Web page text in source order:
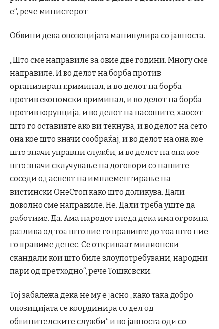
е“, рече министерот.
Обвини дека опозоцијата манипулира со јавноста.
„Што сме направиле за овие две години. Многу сме
направиле. И во делот на борба против
организиран криминал, и во делот на борба
против економски криминал, и во делот на борба
против корупција, и во делот на пасошите, хаосот
што го оставивте ако ви текнува, и во делот на сето
она кое што значи сообраќај, и во делот на она кое
што значи управни служби, и во делот на она кое
што значи склучување на договори со нашите
соседи од аспект на имплементирање на
вистински ОнеСтоп како што доликува. Дали
доволно сме направиле. Не. Дали треба уште да
работиме. Да. Ама народот гледа дека има огромна
разлика од тоа што вие го правивте до тоа што ние
го правиме денес. Се откриваат милионски
скандали кои што биле злоупотребувани, народни
пари од претходно“, рече Тошковски.
Тој забалежа дека не му е јасно „како така добро
опозицијата се координира со дел од
обвинителските служби“ и во јавноста оди со